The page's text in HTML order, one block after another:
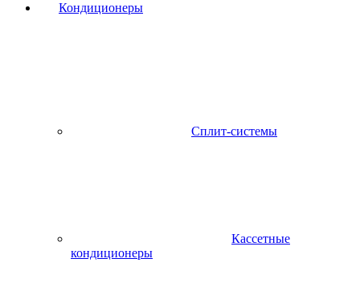
Кондиционеры
Сплит-системы
Кассетные
кондиционеры